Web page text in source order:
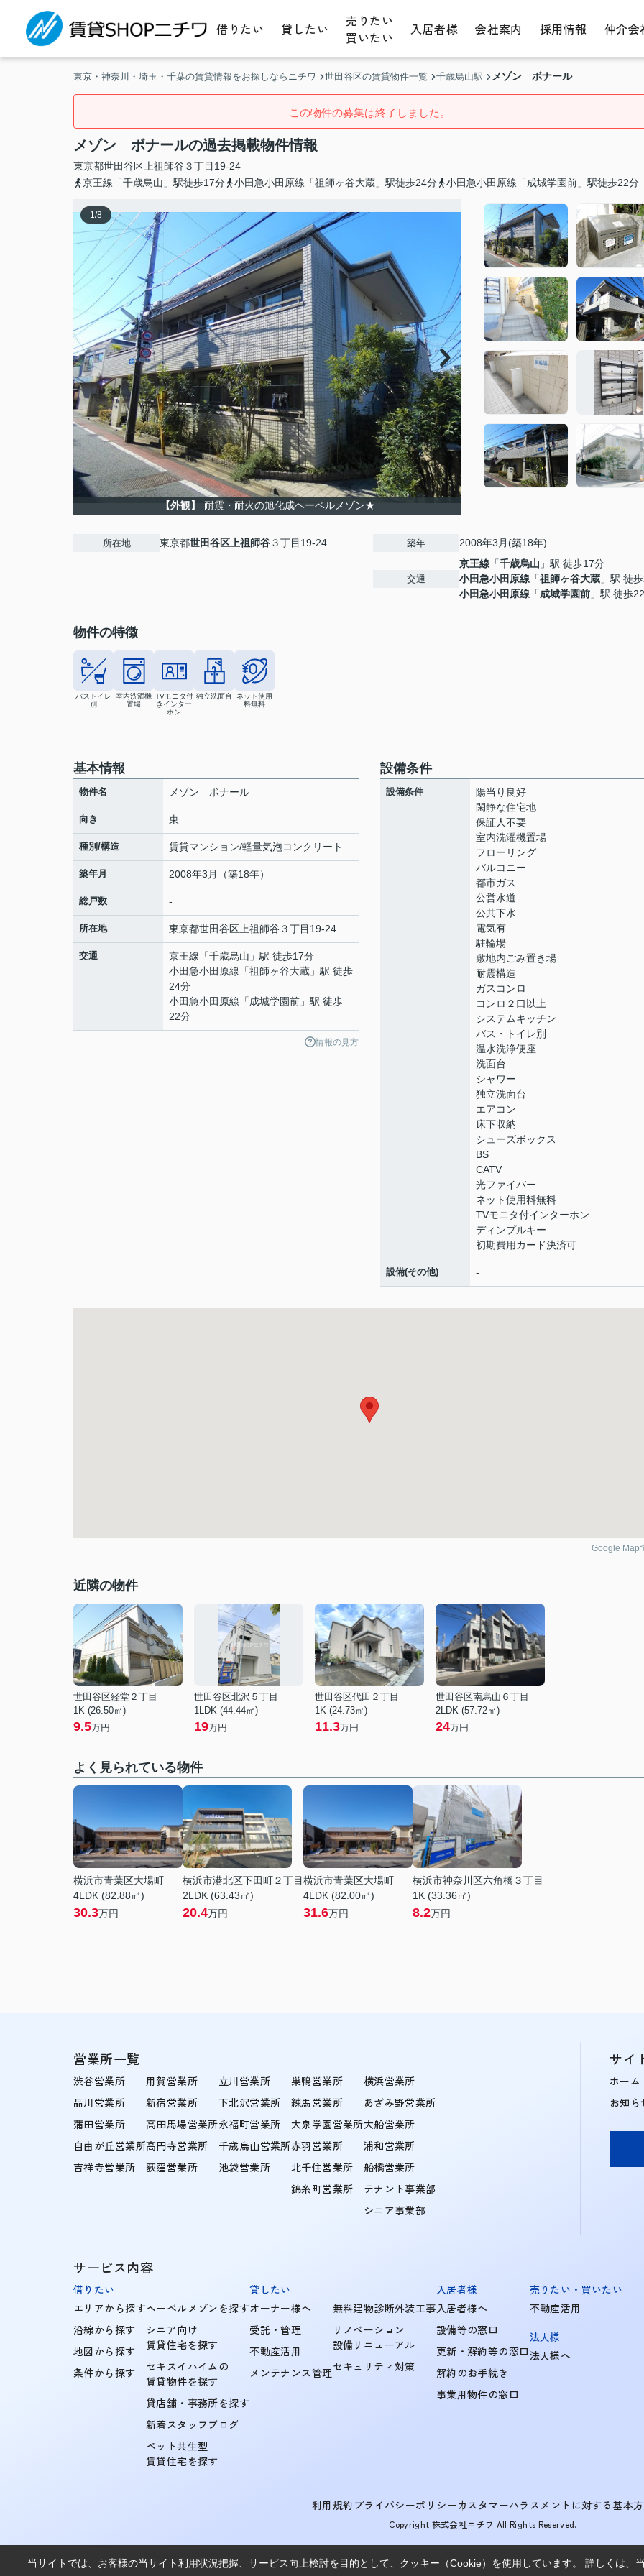
借りたい 貸したい
売りたい
買いたい
入居者様 会社案内 採用情報 仲介会
東京・神奈川・埼玉・千葉の賃貸情報をお探しならニチワ 世田谷区の賃貸物件一覧 千歳烏山駅 メゾン ボナール
この物件の募集は終了しました。
メゾン ボナールの過去掲載物件情報
東京都世田谷区 上祖師谷 ３丁目19-24
京王線「千歳烏山」駅徒歩17分
小田急小田原線「祖師ヶ谷大蔵」駅徒歩24分 小田急小田原線「成城学園前」駅徒歩22分
1/8
【外観】 耐震・耐火の旭化成ヘーベルメゾン★
所在地 東京都世田谷区 上祖師谷３丁目19-24 築年 2008年3月(築18年)
交通
京王線 「千歳烏山 」駅 徒歩17分
小田急小田原線 「祖師ヶ谷大蔵 」駅 徒
小田急小田原線 「成城学園前 」駅 徒歩
物件の特徴
バストイレ
別
室内洗濯機
置場
TVモニタ付
きインター
ホン
独立洗面台
ネット使用
料無料
基本情報
物件名 メゾン ボナール
向き 東
種別/構造 賃貸マンション/軽量気泡コンクリート
築年月 2008年3月（築18年）
総戸数 -
所在地 東京都世田谷区 上祖師谷 ３丁目19-24
交通 京王線 「千歳烏山 」駅 徒歩17分
小田急小田原線 「祖師ヶ谷大蔵 」駅 徒歩
24分
小田急小田原線 「成城学園前 」駅 徒歩
22分
情報の見方
設備条件
設備条件
陽当り良好
閑静な住宅地
保証人不要
室内洗濯機置場
フローリング
バルコニー
都市ガス
公営水道
公共下水
電気有
駐輪場
敷地内ごみ置き場
耐震構造
ガスコンロ
コンロ２口以上
システムキッチン
バス・トイレ別
温水洗浄便座
洗面台
シャワー
独立洗面台
エアコン
床下収納
シューズボックス
BS
CATV
光ファイバー
ネット使用料無料
TVモニタ付インターホン
ディンプルキー
初期費用カード決済可
設備(その他) -
Google Map
近隣の物件
世田谷区経堂２丁目
1K (26.50㎡)
9.5万円
世田谷区北沢５丁目
1LDK (44.44㎡)
19万円
世田谷区代田２丁目
1K (24.73㎡)
11.3万円
世田谷区南烏山６丁目
2LDK (57.72㎡)
24万円
よく見られている物件
横浜市青葉区大場町
4LDK (82.88㎡)
30.3万円
横浜市港北区下田町２丁目
2LDK (63.43㎡)
20.4万円
横浜市青葉区大場町
4LDK (82.00㎡)
31.6万円
横浜市神奈川区六角橋３丁目
1K (33.36㎡)
8.2万円
営業所一覧
渋谷営業所
品川営業所
蒲田営業所
自由が丘営業所
吉祥寺営業所
用賀営業所
新宿営業所
高田馬場営業所
高円寺営業所
荻窪営業所
立川営業所
下北沢営業所
永福町営業所
千歳烏山営業所
池袋営業所
巣鴨営業所
練馬営業所
大泉学園営業所
赤羽営業所
北千住営業所
錦糸町営業所
横浜営業所
あざみ野営業所
大船営業所
浦和営業所
船橋営業所
テナント事業部
シニア事業部
サイ
ホーム
お知ら
サービス内容
借りたい
エリアから探す
沿線から探す
地図から探す
条件から探す
ヘーベルメゾンを探す
シニア向け
賃貸住宅を探す
セキスイハイムの
賃貸物件を探す
貸店舗・事務所を探す
新着スタッフブログ
ペット共生型
賃貸住宅を探す
貸したい
オーナー様へ
受託・管理
不動産活用
メンテナンス管理
無料建物診断外装工事
リノベーション
設備リニューアル
セキュリティ対策
入居者様
入居者様へ
設備等の窓口
更新・解約等の窓口
解約のお手続き
事業用物件の窓口
売りたい・買いたい
不動産活用
法人様
法人様へ
利用規約 プライバシーポリシーカスタマーハラスメントに対する基本
Copyright 株式会社ニチワ All Rights Reserved.
当サイトでは、お客様の当サイト利用状況把握、サービス向上検討を目的として、クッキー（Cookie）を使用しています。 詳しくは、